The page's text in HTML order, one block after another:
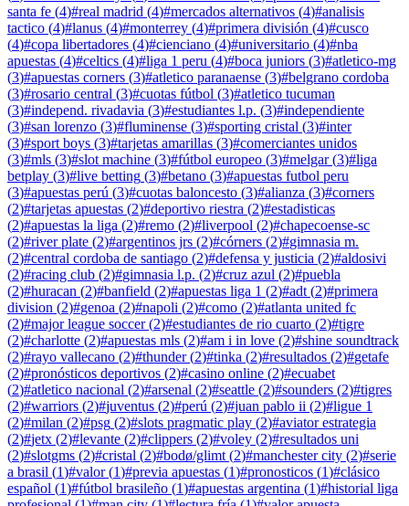
santa fe (4)#real madrid (4)#mercados alternativos (4)#analisis
tactico (4)#lanus (4)#monterrey (4)#primera división (4)#cusco
(4)#copa libertadores (4)#cienciano (4)#universitario (4)#nba
apuestas (4)#celtics (4)#liga 1 peru (4)#boca juniors (3)#atletico-mg
(3)#apuestas corners (3)#atletico paranaense (3)#belgrano cordoba
(3)#rosario central (3)#cuotas fútbol (3)#atletico tucuman
(3)#independ. rivadavia (3)#estudiantes l.p. (3)#independiente
(3)#san lorenzo (3)#fluminense (3)#sporting cristal (3)#inter
(3)#sport boys (3)#tarjetas amarillas (3)#comerciantes unidos
(3)#mls (3)#slot machine (3)#fútbol europeo (3)#melgar(3)#liga
betplay (3)#live betting (3)#betano (3)#apuestas futbol peru
(3)#apuestas perú (3)#cuotas baloncesto (3)#alianza (3)#corners
(2)#tarjetas apuestas (2)#deportivo riestra (2)#estadisticas
(2)#apuestas la liga (2)#remo (2)#liverpool (2)#chapecoense-sc
(2)#river plate (2)#argentinos jrs (2)#córners (2)#gimnasia m.
(2)#central cordoba de santiago (2)#defensa y justicia (2)#aldosivi
(2)#racing club (2)#gimnasia l.p. (2)#cruz azul (2)#puebla
(2)#huracan (2)#banfield (2)#apuestas liga 1 (2)#adt (2)#primera
division (2)#genoa (2)#napoli (2)#como (2)#atlanta united fc
(2)#major league soccer(2)#estudiantes de rio cuarto (2)#tigre
(2)#charlotte (2)#apuestas mls (2)#am i in love (2)#shine soundtrack
(2)#rayo vallecano (2)#thunder(2)#tinka (2)#resultados (2)#getafe
(2)#pronósticos deportivos (2)#casino online (2)#ecuabet
(2)#atletico nacional (2)#arsenal (2)#seattle (2)#sounders (2)#tigres
(2)#warriors (2)#juventus (2)#perú (2)#juan pablo ii (2)#ligue 1
(2)#milan (2)#psg (2)#slots pragmatic play (2)#aviator estrategia
(2)#jetx (2)#levante (2)#clippers (2)#voley (2)#resultados uni
(2)#slotgms (2)#cristal (2)#bodø/glimt (2)#manchester city (2)#serie
a brasil (1)#valor(1)#previa apuestas (1)#pronosticos (1)#clásico
español (1)#fútbol brasileño (1)#apuestas argentina (1)#historial liga